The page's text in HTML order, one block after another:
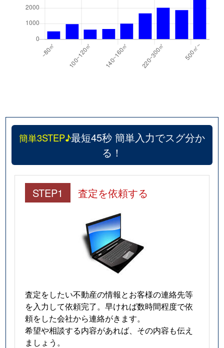
簡単3STEP♪最短45秒 簡単入力でスグ分か
る！
STEP1 査定を依頼する
査定をしたい不動産の情報とお客様の連絡先等
を入力して依頼完了。早ければ数時間程度で依
頼をした会社から連絡がきます。
希望や相談する内容があれば、その内容も伝え
ましょう。